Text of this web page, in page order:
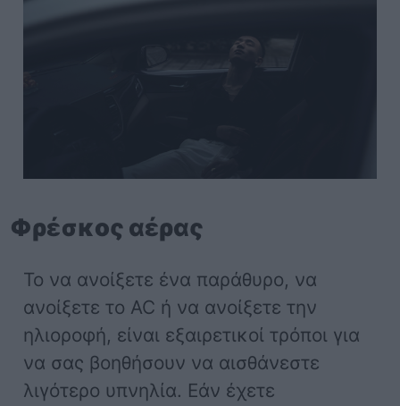
Φρέσκος αέρας
Το να ανοίξετε ένα παράθυρο, να
ανοίξετε το AC ή να ανοίξετε την
ηλιοροφή, είναι εξαιρετικοί τρόποι για
να σας βοηθήσουν να αισθάνεστε
λιγότερο υπνηλία. Εάν έχετε